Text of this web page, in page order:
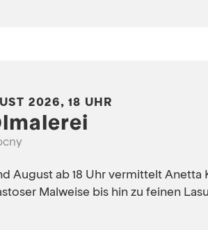
2026, 18 UHR
August ab 18 Uhr vermittelt Anetta
Malweise bis hin zu feinen